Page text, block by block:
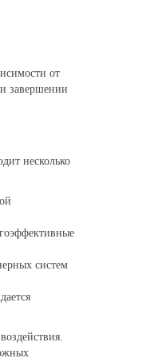
от
завершении
несколько
систем